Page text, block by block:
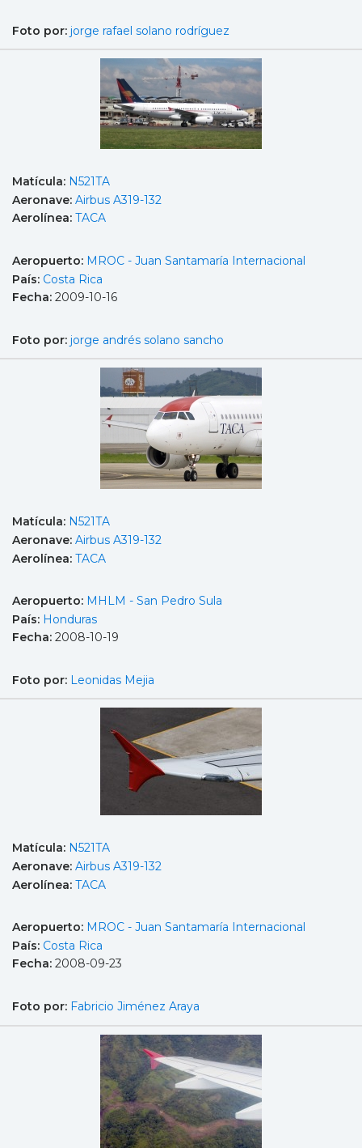
Foto por: jorge rafael solano rodríguez
Matícula: N521TA
Aeronave: Airbus A319-132
Aerolínea: TACA
Aeropuerto: MROC - Juan Santamaría Internacional
País: Costa Rica
Fecha: 2009-10-16
Foto por: jorge andrés solano sancho
Matícula: N521TA
Aeronave: Airbus A319-132
Aerolínea: TACA
Aeropuerto: MHLM - San Pedro Sula
País: Honduras
Fecha: 2008-10-19
Foto por: Leonidas Mejia
Matícula: N521TA
Aeronave: Airbus A319-132
Aerolínea: TACA
Aeropuerto: MROC - Juan Santamaría Internacional
País: Costa Rica
Fecha: 2008-09-23
Foto por: Fabricio Jiménez Araya